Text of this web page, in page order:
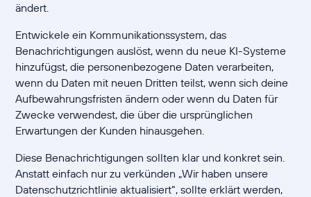
ändert.
Entwickele ein Kommunikationssystem, das
Benachrichtigungen auslöst, wenn du neue KI-Systeme
hinzufügst, die personenbezogene Daten verarbeiten,
wenn du Daten mit neuen Dritten teilst, wenn sich deine
Aufbewahrungsfristen ändern oder wenn du Daten für
Zwecke verwendest, die über die ursprünglichen
Erwartungen der Kunden hinausgehen.
Diese Benachrichtigungen sollten klar und konkret sein.
Anstatt einfach nur zu verkünden „Wir haben unsere
Datenschutzrichtlinie aktualisiert“, sollte erklärt werden,